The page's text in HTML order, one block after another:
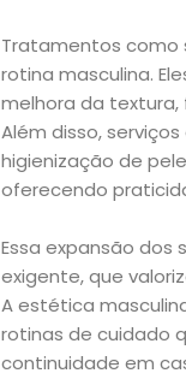
e
Decoração
Exclusiva
Homem
Mães
Tratamentos como
rotina masculina.
melhora da textura,
Além disso,
higienização de
oferecendo
Essa expansão dos
exigente, que
A estética
rotinas de cuidado
continuidade em